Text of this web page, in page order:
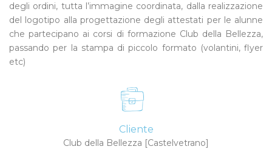
degli ordini, tutta l’immagine coordinata, dalla realizzazione
del logotipo alla progettazione degli attestati per le alunne
che partecipano ai corsi di formazione Club della Bellezza,
passando per la stampa di piccolo formato (volantini, flyer
etc)
Cliente
Club della Bellezza [Castelvetrano]